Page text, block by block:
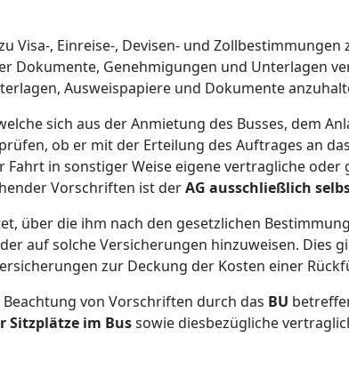
Visa-, Einreise-, Devisen- und
Dokumente, Genehmigungen und Unterlagen
Ausweispapiere und Dokumente
sich aus der Anmietung des Busses, dem
ob er mit der Erteilung des Auftrages an das
in sonstiger Weise eigene vertragliche
Vorschriften ist derAG ausschließlich
über die ihm nach den gesetzlichen
auf solche Versicherungen hinzuweisen. Dies
zur Deckung der Kosten einer
von Vorschriften durch das BU
Sitzplätze im Bussowie diesbezügliche